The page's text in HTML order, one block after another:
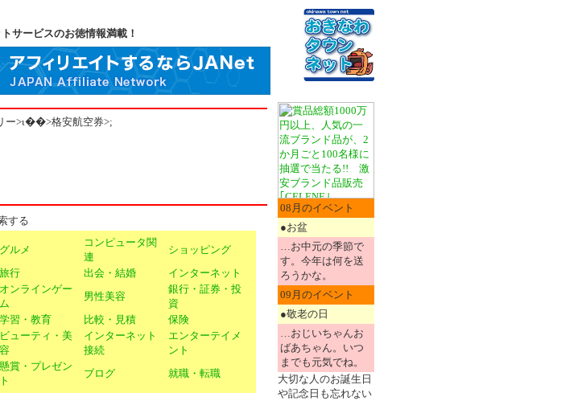
サービスのお徳情報満載！
ー>ι��>格安航空券>;
グルメ
コンピュータ関
連
ショッピング
旅行 出会・結婚
インターネット
オンラインゲー
ム
男性美容
銀行・証券・投
資
学習・教育 比較・見積
保険
ビューティ・美
容
インターネット
接続
エンターテイメ
ント
懸賞・プレゼン
ト
ブログ 就職・転職
08月のイベント
●お盆
…お中元の季節で
す。今年は何を送
ろうかな。
09月のイベント
●敬老の日
…おじいちゃんお
ばあちゃん。いつ
までも元気でね。
大切な人のお誕生日
や記念日も忘れない